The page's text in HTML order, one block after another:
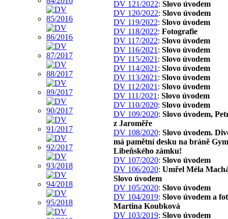
DV 121/2022: Slovo úvodem
DV 120/2022: Slovo úvodem
DV 119/2022: Slovo úvodem
DV 118/2022: Fotografie
DV 117/2022: Slovo úvodem
DV 116/2021 : Slovo úvodem
DV 115/2021 : Slovo úvodem
DV 114/2021 : Slovo úvodem
DV 113/2021 : Slovo úvodem
DV 112/2021 : Slovo úvodem
DV 111/2021 : Slovo úvodem
DV 110/2020: Slovo úvodem
DV 109/2020: Slovo úvodem,
z Jaroměře
DV 108/2020: Slovo úvodem.
má pamětní desku na bráně
Libeňského zámku!
DV 107/2020: Slovo úvodem
DV 106/2020: Umřel Méla
Slovo úvodem
DV 105/2020: Slovo úvodem
DV 104/2019: Slovo úvodem a
Martina Koubková
DV 103/2019: Slovo úvodem